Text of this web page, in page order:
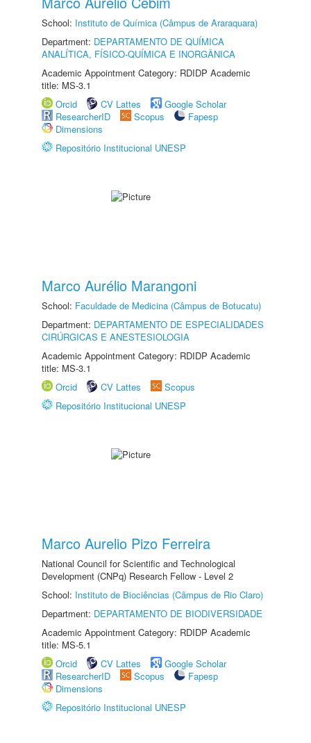
School: Instituto de Química (Câmpus de Araraquara)
Department: DEPARTAMENTO DE QUÍMICA
ANALÍTICA, FÍSICO-QUÍMICA E INORGÂNICA
Academic Appointment Category: RDIDP Academic
title: MS-3.1
Orcid
CV Lattes
Google Scholar
ResearcherID
Scopus
Fapesp
Dimensions
Repositório Institucional UNESP
Marco Aurélio Marangoni
School: Faculdade de Medicina (Câmpus de Botucatu)
Department: DEPARTAMENTO DE ESPECIALIDADES
CIRÚRGICAS E ANESTESIOLOGIA
Academic Appointment Category: RDIDP Academic
title: MS-3.1
Orcid
CV Lattes
Scopus
Repositório Institucional UNESP
Marco Aurelio Pizo Ferreira
National Council for Scientific and Technological
Development (CNPq) Research Fellow - Level 2
School: Instituto de Biociências (Câmpus de Rio Claro)
Department: DEPARTAMENTO DE BIODIVERSIDADE
Academic Appointment Category: RDIDP Academic
title: MS-5.1
Orcid
CV Lattes
Google Scholar
ResearcherID
Scopus
Fapesp
Dimensions
Repositório Institucional UNESP